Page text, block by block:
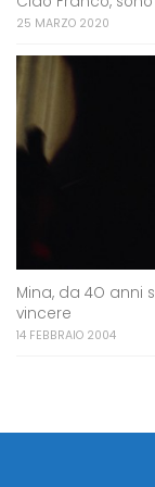
25 MARZO 2020
Mina, da 4O anni
vincere
14 FEBBRAIO 2004